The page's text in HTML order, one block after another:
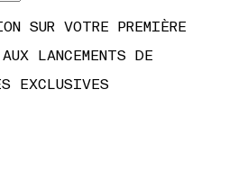
SUR VOTRE PREMIÈRE
LANCEMENTS DE
EXCLUSIVES